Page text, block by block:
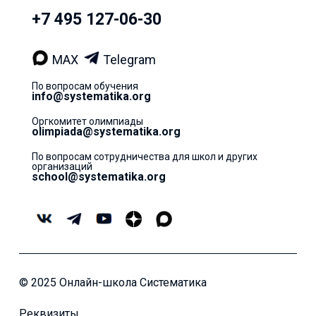
+7 495 127-06-30
MAX Telegram
По вопросам обучения
info@systematika.org
Оргкомитет олимпиады
olimpiada@systematika.org
По вопросам сотрудничества для школ и других
организаций
school@systematika.org
© 2025 Онлайн-школа Систематика